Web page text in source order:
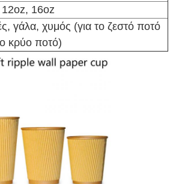
16oz
γάλα, χυμός (για το ζεστό ποτό
κρύο ποτό)